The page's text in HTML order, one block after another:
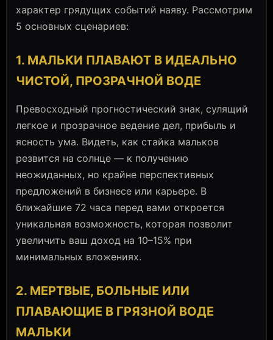
характер грядущих событий наяву. Рассмотрим
5 основных сценариев:
1. МАЛЬКИ ПЛАВАЮТ В ИДЕАЛЬНО
ЧИСТОЙ, ПРОЗРАЧНОЙ ВОДЕ
Превосходный прогностический знак, сулящий
легкое и прозрачное ведение дел, прибыль и
ясность ума. Видеть, как стайка мальков
резвится на солнце — к получению
неожиданных, но крайне перспективных
предложений в бизнесе или карьере. В
ближайшие 72 часа перед вами откроется
уникальная возможность, которая позволит
увеличить ваш доход на 10–15% при
минимальных вложениях.
2. МЕРТВЫЕ, БОЛЬНЫЕ ИЛИ
ПЛАВАЮЩИЕ В ГРЯЗНОЙ ВОДЕ
МАЛЬКИ